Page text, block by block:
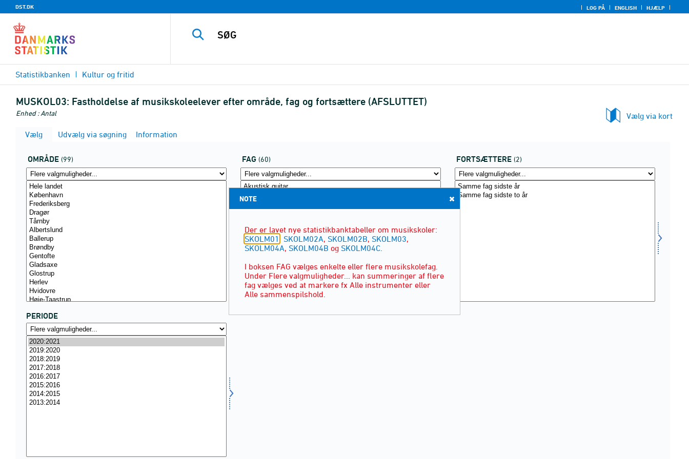
DST.DK LOG PÅ ENGLISH HJÆLP
Statistikbanken Kultur og fritid
MUSKOL03: Fastholdelse af musikskoleelever efter område, fag og fortsættere (AFSLUTTET)
Enhed : Antal
Vælg via kort
Vælg
Udvælg via søgning Information
OMRÅDE (99) FAG (60) FORTSÆTTERE (2)
PERIODE
NOTE
Der er lavet nye statistikbanktabeller om musikskoler:
SKOLM01
SKOLM02A, SKOLM02B, SKOLM03,
SKOLM04A, SKOLM04B og SKOLM04C
I boksen FAG vælges enkelte eller flere musikskolefag.
Under Flere valgmuligheder... kan summeringer af flere
fag vælges ved at markere fx Alle instrumenter eller
Alle sammenspilshold.